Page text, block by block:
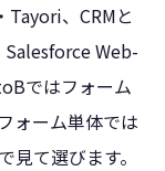
、CRMと
Web-
ではフォーム
ォーム単体では
見て選びます。